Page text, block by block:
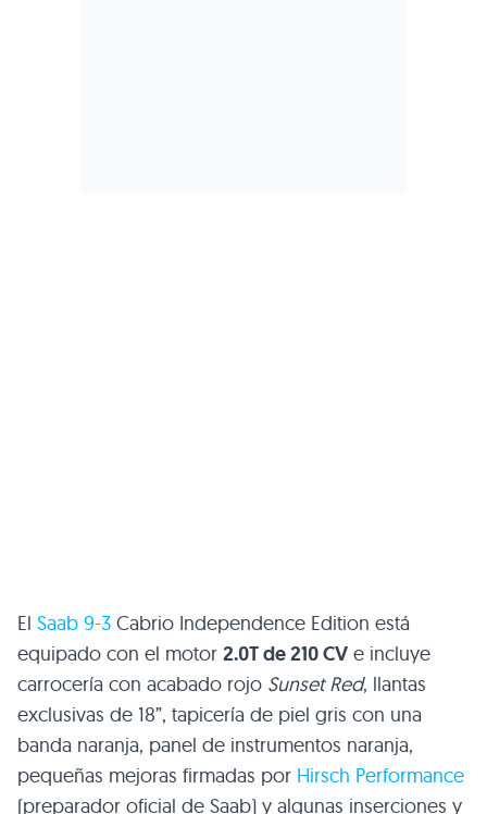
El Saab 9-3 Cabrio Independence Edition está
equipado con el motor 2.0T de 210 CV e incluye
carrocería con acabado rojo Sunset Red, llantas
exclusivas de 18”, tapicería de piel gris con una
banda naranja, panel de instrumentos naranja,
pequeñas mejoras firmadas por Hirsch Performance
(preparador oficial de Saab) y algunas inserciones y